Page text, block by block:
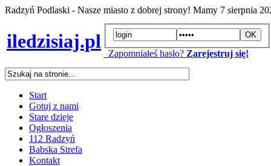
Radzyń Podlaski - Nasze miasto z dobrej strony! Mamy 7 sierpnia
iledzisiaj.pl
Zapomniałeś hasło? Zarejestruj się!
Start
Gotuj z nami
Stare dzieje
Ogłoszenia
112 Radzyń
Babska Strefa
Kontakt